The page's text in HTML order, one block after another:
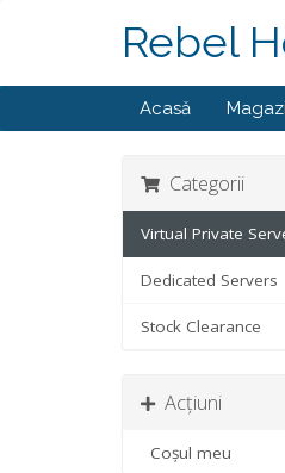
Rebel
Acasă
Categorii
Virtual Private
Dedicated Servers
Stock Clearance
Acțiuni
Coșul meu